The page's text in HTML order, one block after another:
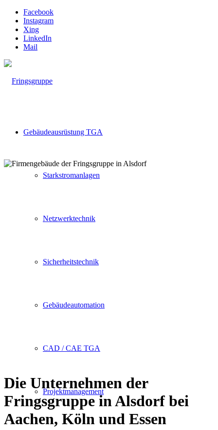
Facebook
Instagram
Xing
LinkedIn
Mail
Gebäudeausrüstung TGA
Starkstromanlagen
Netzwerktechnik
Sicherheitstechnik
Gebäudeautomation
CAD / CAE TGA
Projektmanagement
Die Unternehmen der
Fringsgruppe in Alsdorf bei
Aachen, Köln und Essen